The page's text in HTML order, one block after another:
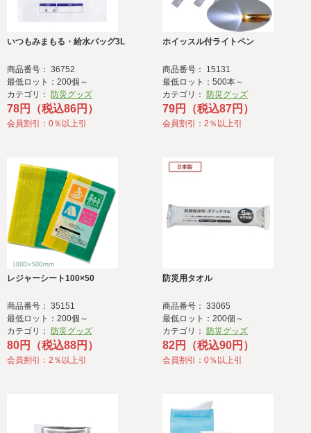
いつもみまもる・給水バッグ3L
商品番号： 36752
最低ロット：200個～
カテゴリ： 防災グッズ
78円（税込86円）
会員割引：0％以上引
ホイッスル付ライトペン
商品番号： 15131
最低ロット：500本～
カテゴリ： 防災グッズ
79円（税込87円）
会員割引：2％以上引
レジャーシート100×50
商品番号： 35151
最低ロット：200個～
カテゴリ： 防災グッズ
80円（税込88円）
会員割引：2％以上引
防災用タオル
商品番号： 33065
最低ロット：200個～
カテゴリ： 防災グッズ
82円（税込90円）
会員割引：0％以上引